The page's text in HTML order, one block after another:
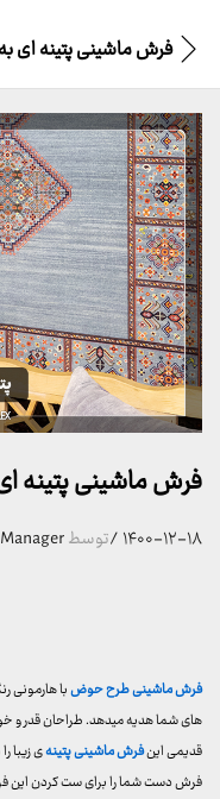
فرش ماشینی پتینه
۱۴۰۰-۱۲-۱۸/توسط
فرش ماشینی طرح حوضبا هارمونی
های شما هدیه میدهد. طراحان قدر و
قدیمی اینفرش ماشینی پتینهی زیبا
فرش دست شما را برای ست کردن این